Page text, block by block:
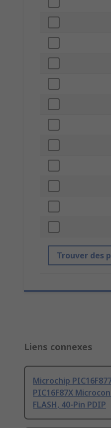
Trouver des
Liens connexes
Microchip
PIC16F87X
FLASH, 40-Pin PDIP